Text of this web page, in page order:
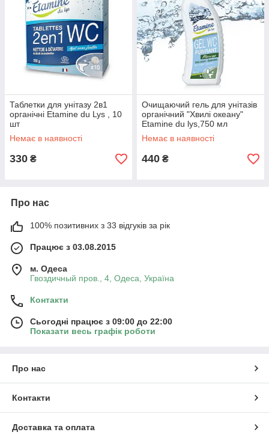
Таблетки для унітазу 2в1
органічні Etamine du Lys , 10
шт
Немає в наявності
330 ₴
Очищаючий гель для унітазів
органічний "Хвилі океану"
Etamine du lys,750 мл
Немає в наявності
440 ₴
Про нас
100% позитивних з 33 відгуків за рік
Працює з 03.08.2015
м. Одеса
Гвоздичный пров., 4, Одеса, Україна
Контакти
Сьогодні працює з 09:00 до 22:00
Показати весь графік роботи
Про нас
Контакти
Доставка та оплата